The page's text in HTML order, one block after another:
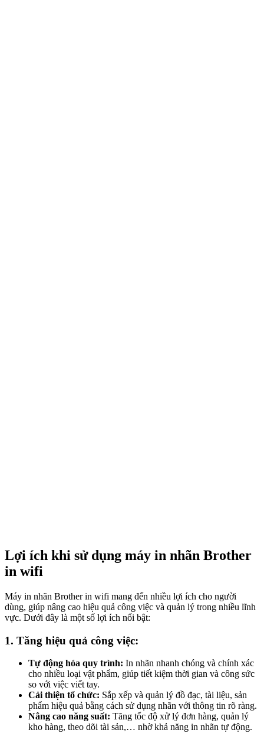
Lợi ích khi sử dụng máy in nhãn Brother
in wifi
Máy in nhãn Brother in wifi mang đến nhiều lợi ích cho người
dùng, giúp nâng cao hiệu quả công việc và quản lý trong nhiều lĩnh
vực. Dưới đây là một số lợi ích nổi bật:
1. Tăng hiệu quả công việc:
Tự động hóa quy trình: In nhãn nhanh chóng và chính xác
cho nhiều loại vật phẩm, giúp tiết kiệm thời gian và công sức
so với việc viết tay.
Cải thiện tổ chức: Sắp xếp và quản lý đồ đạc, tài liệu, sản
phẩm hiệu quả bằng cách sử dụng nhãn với thông tin rõ ràng.
Nâng cao năng suất: Tăng tốc độ xử lý đơn hàng, quản lý
kho hàng, theo dõi tài sản,… nhờ khả năng in nhãn tự động.